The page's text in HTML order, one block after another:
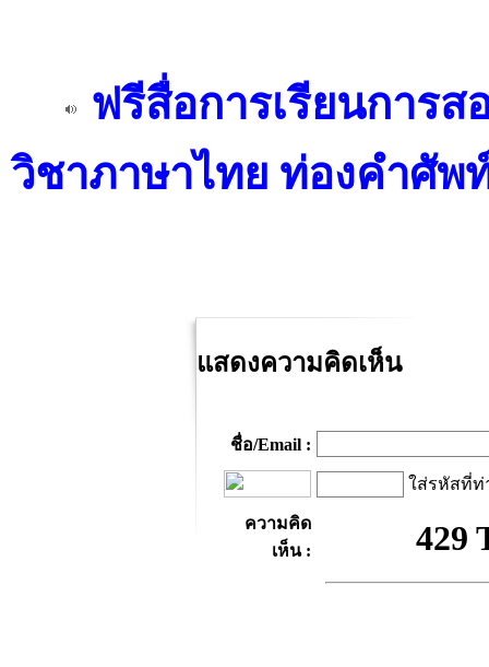
ฟรีสื่อการเรียนการ
วิชาภาษาไทย ท่องคำศัพ
แสดงความคิดเห็น
ชื่อ/Email :
ใส่รหัสที่ท่
ความคิด
เห็น :